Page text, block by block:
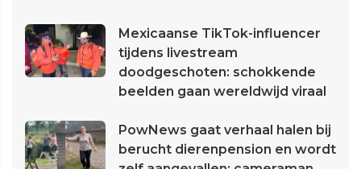
Mexicaanse TikTok-influencer
tijdens livestream
doodgeschoten: schokkende
beelden gaan wereldwijd viraal
PowNews gaat verhaal halen bij
berucht dierenpension en wordt